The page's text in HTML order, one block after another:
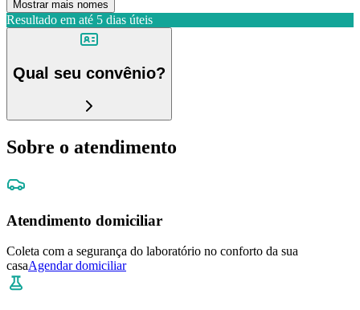
Mostrar mais nomes
Resultado em até 5 dias úteis
Qual seu convênio?
Sobre o atendimento
Atendimento domiciliar
Coleta com a segurança do laboratório no conforto da sua
casaAgendar domiciliar